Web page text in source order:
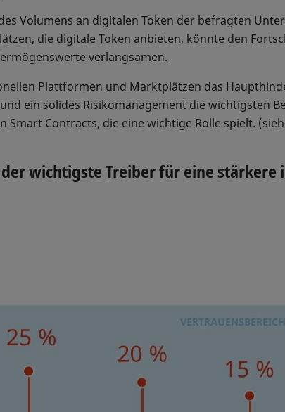
Volumens an digitalen Token der befragten
die digitale Token anbieten, könnte den
verlangsamen.
Plattformen und Marktplätzen das
ein solides Risikomanagement die wichtigsten
Smart Contracts, die eine wichtige Rolle spielt.
wichtigste Treiber für eine